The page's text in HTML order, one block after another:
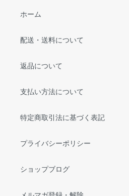
ホーム
配送・送料について
返品について
支払い方法について
特定商取引法に基づく表記
プライバシーポリシー
ショップブログ